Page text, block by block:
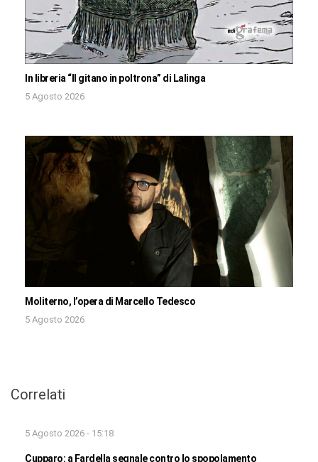
In libreria “Il gitano in poltrona” di Lalinga
5 Agosto 2026
Moliterno, l’opera di Marcello Tedesco
5 Agosto 2026
Correlati
5 Agosto 2026 - 15:18
Cupparo: a Fardella segnale contro lo spopolamento